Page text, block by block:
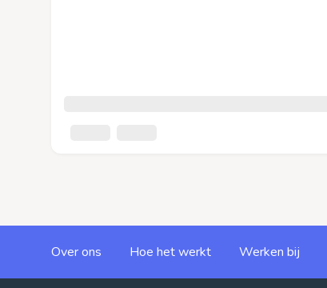
Over ons Hoe het werkt Werken bij